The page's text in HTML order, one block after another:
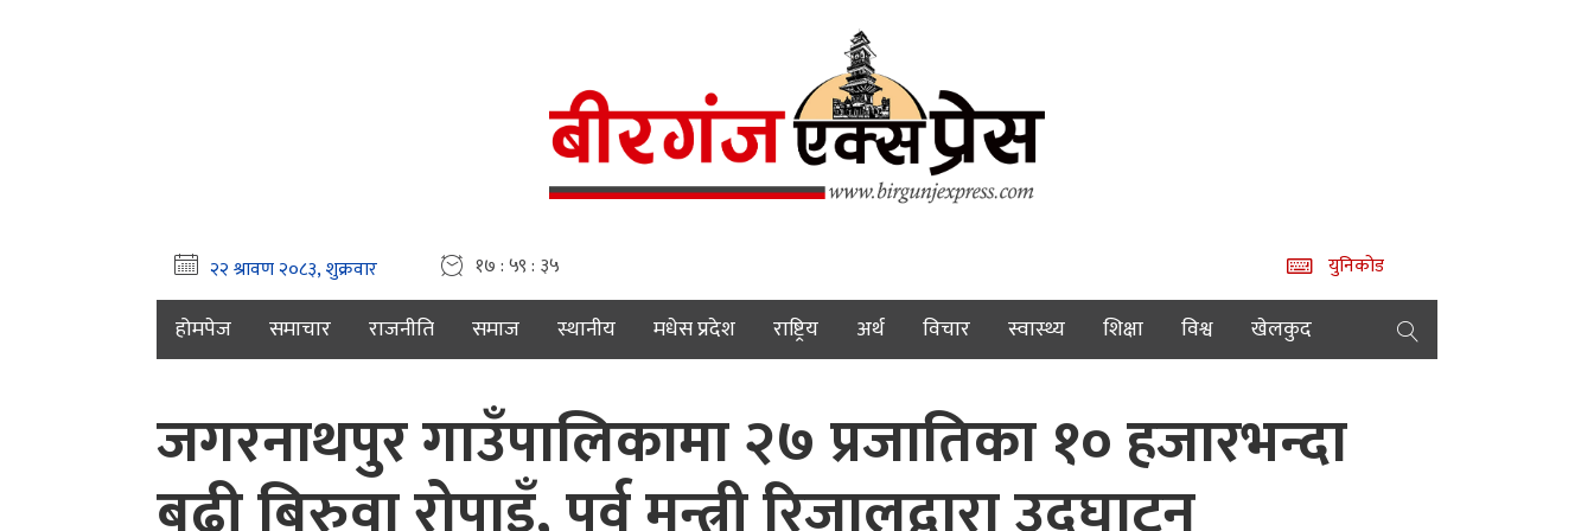
१७ : ५९ : ३६ युनिकोड
होमपेज समाचार राजनीति समाज स्थानीय मधेस प्रदेश राष्ट्रिय अर्थ विचार स्वास्थ्य शिक्षा विश्व खेलकुद
जगरनाथपुर गाउँपालिकामा २७ प्रजातिका १० हजारभन्दा